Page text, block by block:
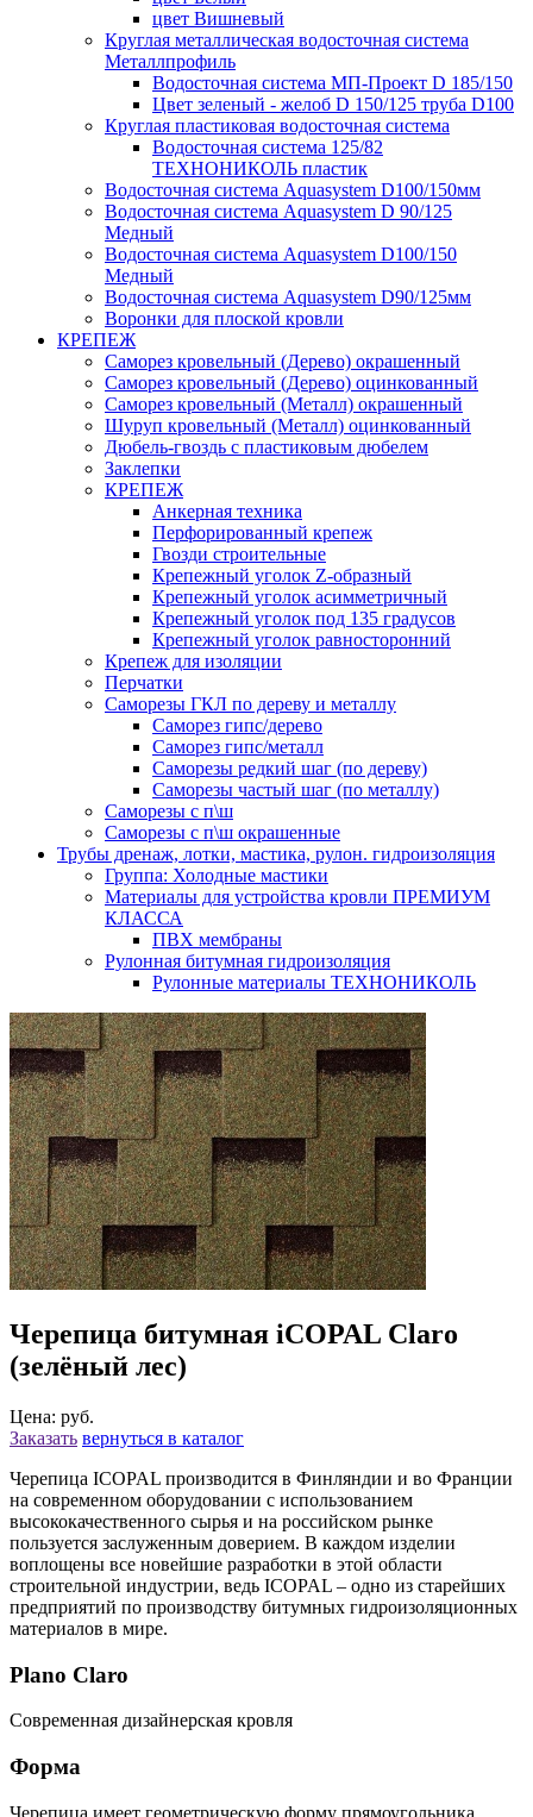
цвет Вишневый
Круглая металлическая водосточная система
Металлпрофиль
Водосточная система МП-Проект D 185/150
Цвет зеленый - желоб D 150/125 труба D100
Круглая пластиковая водосточная система
Водосточная система 125/82
ТЕХНОНИКОЛЬ пластик
Водосточная система Aquasystem D100/150мм
Водосточная система Aquasystem D 90/125
Медный
Водосточная система Aquasystem D100/150
Медный
Водосточная система Aquasystem D90/125мм
Воронки для плоской кровли
КРЕПЕЖ
Саморез кровельный (Дерево) окрашенный
Саморез кровельный (Дерево) оцинкованный
Саморез кровельный (Металл) окрашенный
Шуруп кровельный (Металл) оцинкованный
Дюбель-гвоздь с пластиковым дюбелем
Заклепки
КРЕПЕЖ
Анкерная техника
Перфорированный крепеж
Гвозди строительные
Крепежный уголок Z-образный
Крепежный уголок асимметричный
Крепежный уголок под 135 градусов
Крепежный уголок равносторонний
Крепеж для изоляции
Перчатки
Саморезы ГКЛ по дереву и металлу
Саморез гипс/дерево
Саморез гипс/металл
Саморезы редкий шаг (по дереву)
Саморезы частый шаг (по металлу)
Саморезы с п\ш
Саморезы с п\ш окрашенные
Трубы дренаж, лотки, мастика, рулон. гидроизоляция
Группа: Холодные мастики
Материалы для устройства кровли ПРЕМИУМ
КЛАССА
ПВХ мембраны
Рулонная битумная гидроизоляция
Рулонные материалы ТЕХНОНИКОЛЬ
Черепица битумная iCOPAL Claro
(зелёный лес)
Цена: руб.
Заказать вернуться в каталог
Черепица ICOPAL производится в Финляндии и во Франции
на современном оборудовании с использованием
высококачественного сырья и на российском рынке
пользуется заслуженным доверием. В каждом изделии
воплощены все новейшие разработки в этой области
строительной индустрии, ведь ICOPAL – одно из старейших
предприятий по производству битумных гидроизоляционных
материалов в мире.
Plano Claro
Современная дизайнерская кровля
Форма
Черепица имеет геометрическую форму прямоугольника